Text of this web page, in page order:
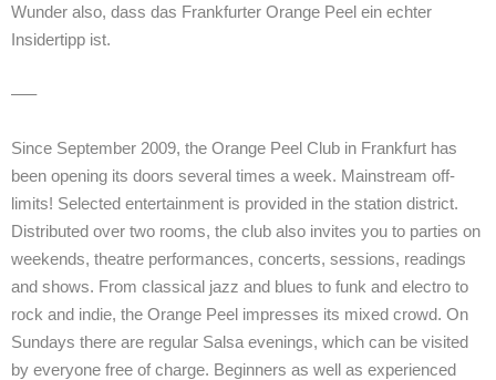
Wunder also, dass das Frankfurter Orange Peel ein echter
Insidertipp ist.
—–
Since September 2009, the Orange Peel Club in Frankfurt has
been opening its doors several times a week. Mainstream off-
limits! Selected entertainment is provided in the station district.
Distributed over two rooms, the club also invites you to parties on
weekends, theatre performances, concerts, sessions, readings
and shows. From classical jazz and blues to funk and electro to
rock and indie, the Orange Peel impresses its mixed crowd. On
Sundays there are regular Salsa evenings, which can be visited
by everyone free of charge. Beginners as well as experienced